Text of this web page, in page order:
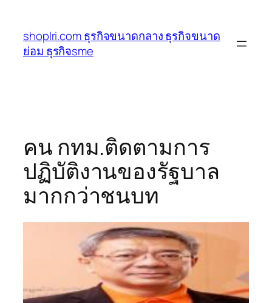
เนื้อหา
shoplri.com ธุรกิจขนาดกลาง ธุรกิจขนาด
ย่อม ธุรกิจsme
คน กทม.ติดตามการ
ปฏิบัติงานของรัฐบาล
มากกว่าชนบท